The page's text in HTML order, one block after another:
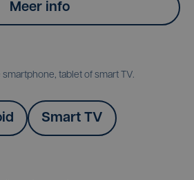
Meer info
tablet of smart TV.
Smart TV